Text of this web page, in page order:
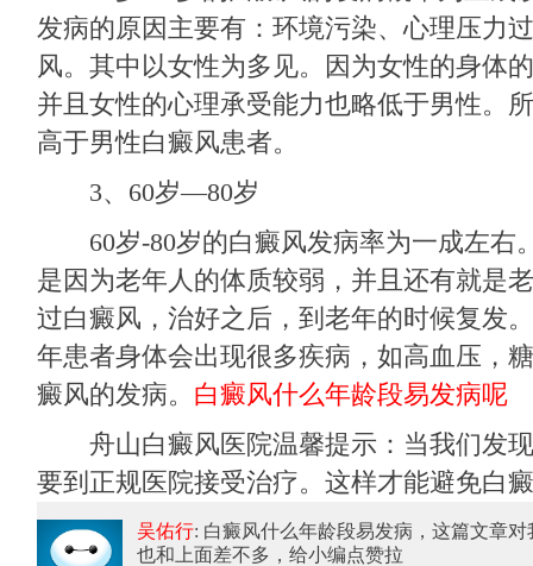
发病的原因主要有：环境污染、心理压力
风。其中以女性为多见。因为女性的身体
并且女性的心理承受能力也略低于男性。
高于男性白癜风患者。
3、60岁—80岁
60岁-80岁的白癜风发病率为一成左右
是因为老年人的体质较弱，并且还有就是
过白癜风，治好之后，到老年的时候复发
年患者身体会出现很多疾病，如高血压，
癜风的发病。 白癜风什么年龄段易发病呢
舟山白癜风医院温馨提示：当我们发
要到正规医院接受治疗。这样才能避免白
吴佑行: 白癜风什么年龄段易发病 ，这篇文章
也和上面差不多，给小编点赞拉